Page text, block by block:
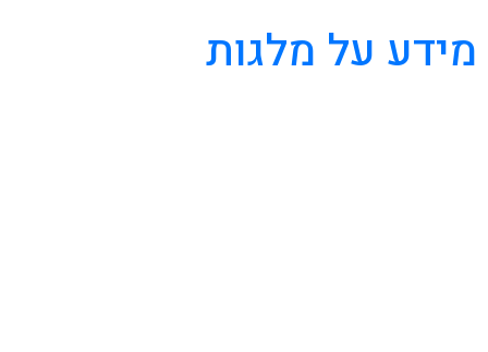
מידע על מלגות